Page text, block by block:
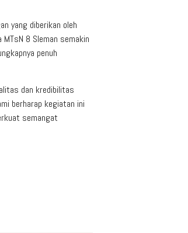
yang diberikan oleh
8 Sleman semakin
penuh
dan kredibilitas
berharap kegiatan ini
semangat